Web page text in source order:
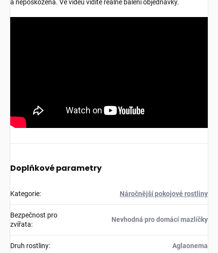
a nepoškozená. Ve videu vidíte reálné balení objednávky.
Doplňkové parametry
Kategorie: Náročnější pokojové rostliny
Bezpečnost pro
zvířata:
Nevhodná pro domácí mazlíčky
Druh rostliny: Aglaonema